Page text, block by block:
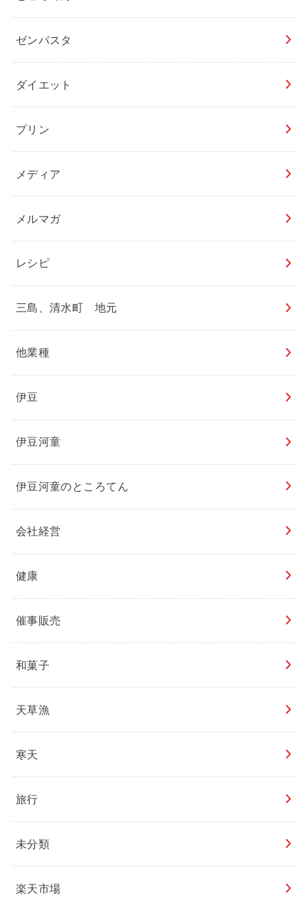
ゼンパスタ
ダイエット
プリン
メディア
メルマガ
レシピ
三島、清水町 地元
他業種
伊豆
伊豆河童
伊豆河童のところてん
会社経営
健康
催事販売
和菓子
天草漁
寒天
旅行
未分類
楽天市場